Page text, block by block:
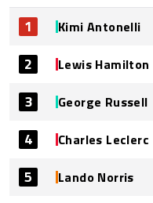
1 Kimi Antonelli
2 Lewis Hamilton
3 George Russell
4 Charles Leclerc
5 Lando Norris